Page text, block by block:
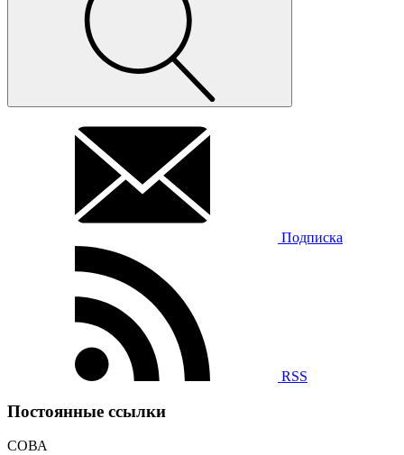
Подписка
RSS
Постоянные ссылки
СОВА